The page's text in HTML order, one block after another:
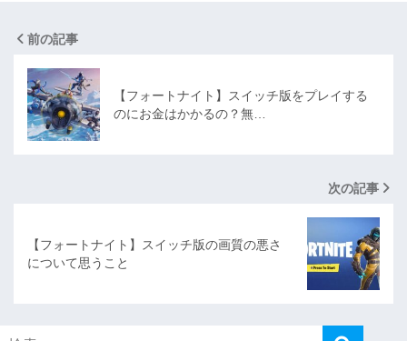
前の記事
【フォートナイト】スイッチ版をプレイする
のにお金はかかるの？無…
次の記事
【フォートナイト】スイッチ版の画質の悪さ
について思うこと